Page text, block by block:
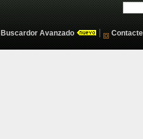
Buscardor Avanzado